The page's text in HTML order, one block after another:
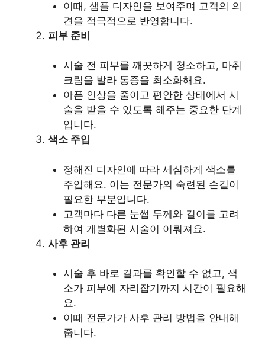
이때, 샘플 디자인을 보여주며 고객의 의
견을 적극적으로 반영합니다.
피부 준비
시술 전 피부를 깨끗하게 청소하고, 마취
크림을 발라 통증을 최소화해요.
아픈 인상을 줄이고 편안한 상태에서 시
술을 받을 수 있도록 해주는 중요한 단계
입니다.
색소 주입
정해진 디자인에 따라 세심하게 색소를
주입해요. 이는 전문가의 숙련된 손길이
필요한 부분입니다.
고객마다 다른 눈썹 두께와 길이를 고려
하여 개별화된 시술이 이뤄져요.
사후 관리
시술 후 바로 결과를 확인할 수 없고, 색
소가 피부에 자리잡기까지 시간이 필요해
요.
이때 전문가가 사후 관리 방법을 안내해
줍니다.